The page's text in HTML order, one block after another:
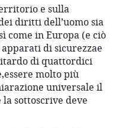
e sulla
diritti dell’uomo sia
come in Europa (e ciò
di sicurezzae
di quattordici
molto più
universale il
sottoscrive deve